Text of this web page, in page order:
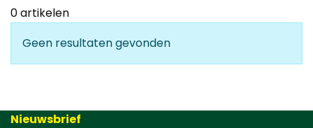
0artikelen
Geen resultaten gevonden
Nieuwsbrief